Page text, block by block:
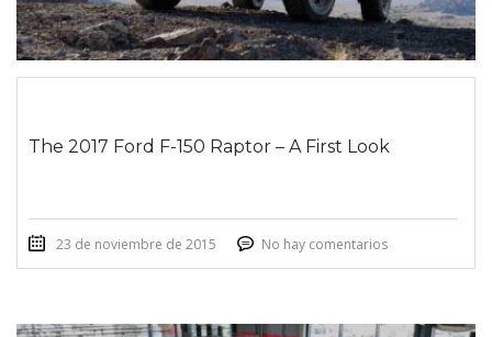
The 2017 Ford F-150 Raptor – A First Look
23 de noviembre de 2015 No hay comentarios